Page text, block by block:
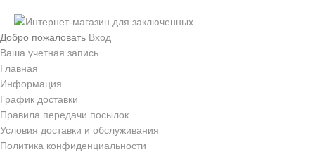
Добро пожаловать Вход
Ваша учетная запись
Главная
Информация
График доставки
Правила передачи посылок
Условия доставки и обслуживания
Политика конфиденциальности